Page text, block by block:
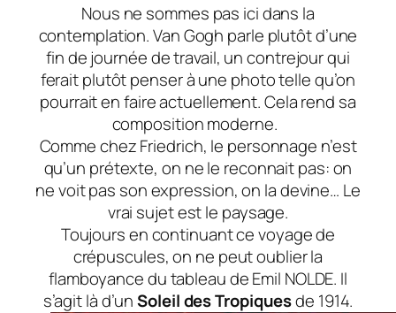
Nous ne sommes pas ici dans la
contemplation. Van Gogh parle plutôt d’une
fin de journée de travail, un contrejour qui
ferait plutôt penser à une photo telle qu’on
pourrait en faire actuellement. Cela rend sa
composition moderne.
Comme chez Friedrich, le personnage n’est
qu’un prétexte, on ne le reconnait pas: on
ne voit pas son expression, on la devine… Le
vrai sujet est le paysage.
Toujours en continuant ce voyage de
crépuscules, on ne peut oublier la
flamboyance du tableau de Emil NOLDE. Il
s’agit là d’unSoleil des Tropiquesde 1914.